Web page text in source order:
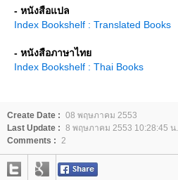
- หนังสือแปล
Index Bookshelf : Translated Books
- หนังสือภาษาไท
Index Bookshelf : Thai Books
Create Date : 08 พฤษภาคม 2553
Last Update : 8 พฤษภาคม 2553 10:28:45 น.
Comments : 2